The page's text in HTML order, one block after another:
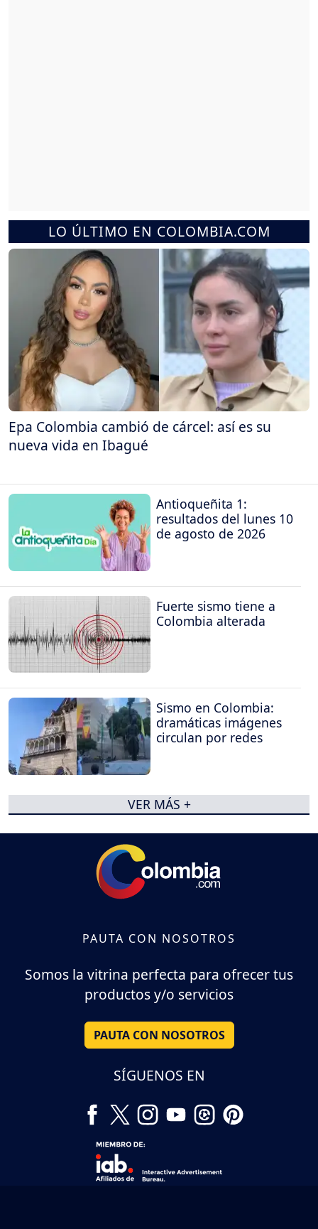
LO ÚLTIMO EN COLOMBIA.COM
Epa Colombia cambió de cárcel: así es su
nueva vida en Ibagué
Antioqueñita 1:
resultados del lunes 10
de agosto de 2026
Fuerte sismo tiene a
Colombia alterada
Sismo en Colombia:
dramáticas imágenes
circulan por redes
VER MÁS +
PAUTA CON NOSOTROS
Somos la vitrina perfecta para ofrecer tus
productos y/o servicios
PAUTA CON NOSOTROS
SÍGUENOS EN